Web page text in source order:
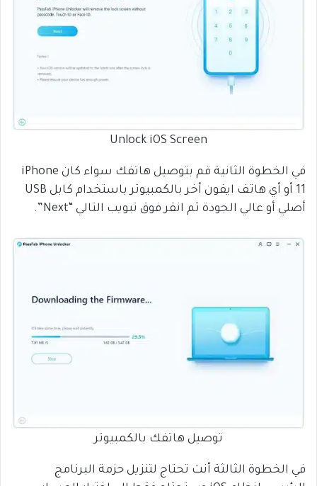
Unlock iOS Screen
في الخطوة الثانية قم بتوصيل هاتفك سواء كان iPhone
11 أو أي هاتف ايفون أخر بالكمبيوتر باستخدام كابل USB
أصلي أو عالي الجودة ثم انقر فوق تبويب التالي “Next”.
توصيل هاتفك بالكمبيوتر
في الخطوة الثالثة أنت تحتاج لتنزيل حزمة البرنامج